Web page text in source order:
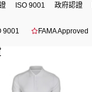
ISO 9001 政府認證
9001 FAMA Approved